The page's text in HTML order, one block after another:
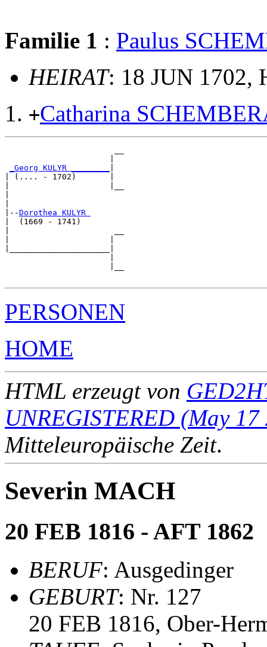
Familie 1 : Paulus
HEIRAT: 18 JUN 1702,
+Catharina
_Georg KULYR ________
| (.... - 1702)       |
|--Dorothea KULYR
|  (1669 - 1741)
PERSONEN
HOME
HTML erzeugt von
UNREGISTERED (May 17
Mitteleuropäische Zeit.
Severin MACH
20 FEB 1816 - AFT 1862
BERUF: Ausgedinger
GEBURT: Nr. 127
20 FEB 1816, Ober-